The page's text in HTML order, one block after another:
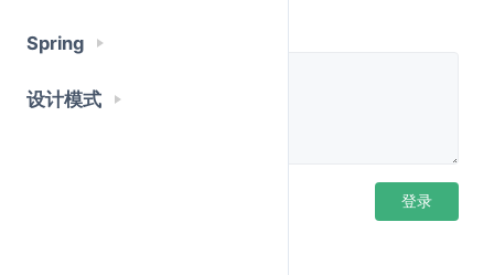
Spring
设计模式 ObjectInputStream/ObjectOutputStream
：文件字符读写
：缓冲、
登录